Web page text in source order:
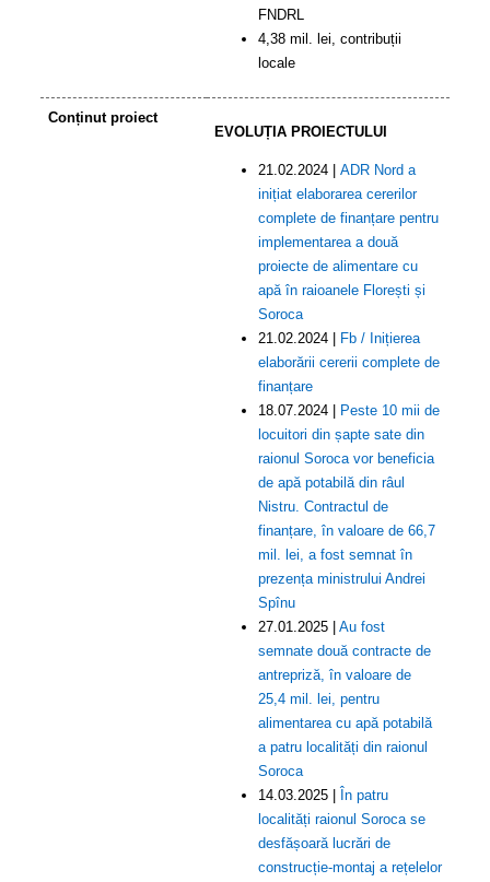
FNDRL
4,38 mil. lei, contribuții
locale
Conținut proiect
EVOLUȚIA PROIECTULUI
21.02.2024 | ADR Nord a
inițiat elaborarea cererilor
complete de finanțare pentru
implementarea a două
proiecte de alimentare cu
apă în raioanele Florești și
Soroca
21.02.2024|
Fb / Inițierea
elaborării cererii complete de
finanțare
18.07.2024 |
Peste 10 mii de
locuitori din șapte sate din
raionul Soroca vor beneficia
de apă potabilă din râul
Nistru. Contractul de
finanțare, în valoare de 66,7
mil. lei, a fost semnat în
prezența ministrului Andrei
Spînu
27.01.2025 | Au fost
semnate două contracte de
antrepriză, în valoare de
25,4 mil. lei, pentru
alimentarea cu apă potabilă
a patru localități din raionul
Soroca
14.03.2025 |
În patru
localități raionul Soroca se
desfășoară lucrări de
construcție-montaj a rețelelor